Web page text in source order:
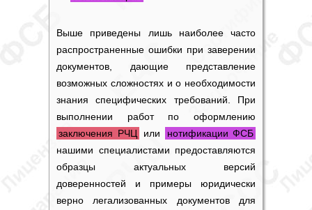
Выше приведены лишь наиболее часто
распространенные ошибки при заверении
документов, дающие представление
возможных сложностях и о необходимости
знания специфических требований. При
выполнении работ по оформлению
заключения РЧЦ
или
нотификации ФСБ
нашими специалистами предоставляются
образцы актуальных версий
доверенностей и примеры юридически
верно легализованных документов для